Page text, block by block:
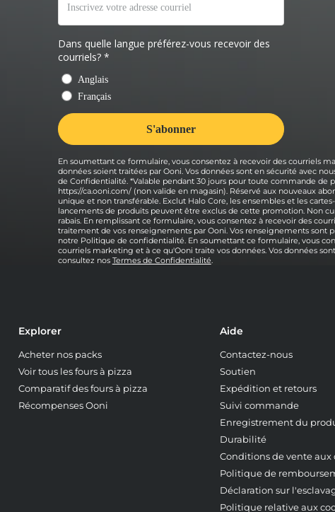
En soumettant ce formulaire, vous consentez à recevoir des courriels
données soient traitées par Ooni. Vos données sont en sécurité avec
de Confidentialité. *Valable pendant 30 jours pour toute commande de
https://ca.ooni.com/ (non valide en magasin). Réservé aux nouveaux
unique et non transférable. Exclut Halo Core, les ensembles et les
lancements de produits peuvent être exclus de cette promotion. Non
rabais. En remplissant ce formulaire, vous consentez à recevoir des
traitement de vos renseignements par Ooni. Vos renseignements sont
notre Politique de confidentialité. En soumettant ce formulaire, vous
courriels marketing et à ce qu'Ooni traite vos données. Vos données
consultez nos Termes de Confidentialité.
Explorer
Acheter nos packs
Voir tous les fours à pizza
Comparatif des fours à pizza
Récompenses Ooni
Aide
Contactez-nous
Soutien
Expédition et retours
Suivi commande
Enregistrement du
Durabilité
Conditions de vente
Politique de
Déclaration sur
Politique relative aux